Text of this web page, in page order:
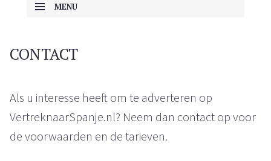
MENU
CONTACT
Als u interesse heeft om te adverteren op
VertreknaarSpanje.nl? Neem dan contact op voor
de voorwaarden en de tarieven.